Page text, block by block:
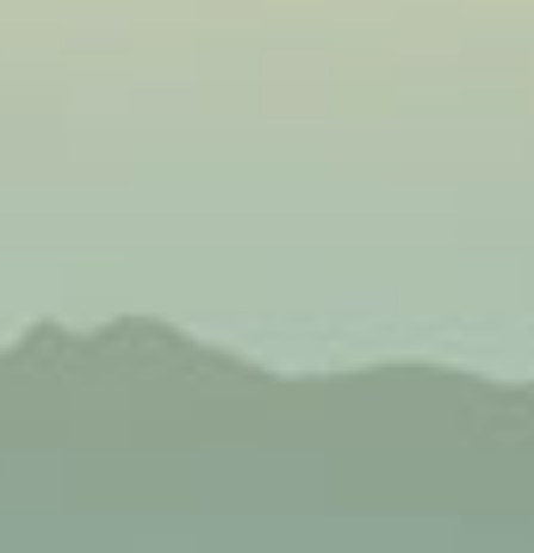
ngũ
thực
Bếp